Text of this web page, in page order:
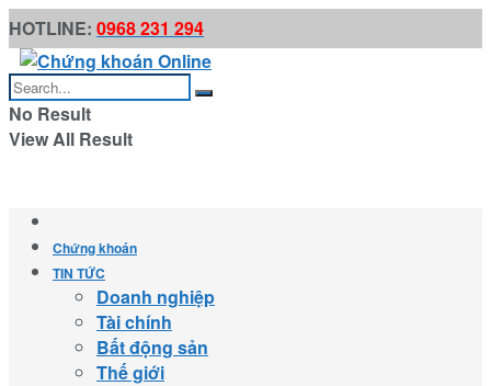
HOTLINE: 0968 231 294
No Result
View All Result
Chứng khoán
TIN TỨC
Doanh nghiệp
Tài chính
Bất động sản
Thế giới